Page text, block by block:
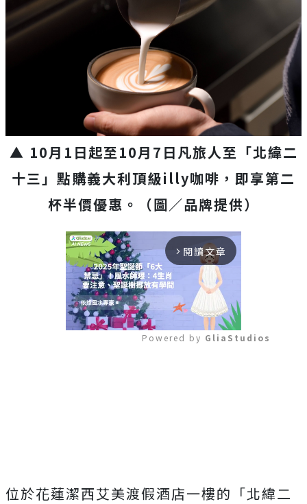
▲ 10月1日起至10月7日凡旅人至「北緯二
十三」點購義大利頂級illy咖啡，即享第二
杯半價優惠。（圖／品牌提供）
arrow_forward_ios 閱讀文章
Powered by GliaStudios
位於花蓮潔西艾美渡假酒店一樓的「北緯二